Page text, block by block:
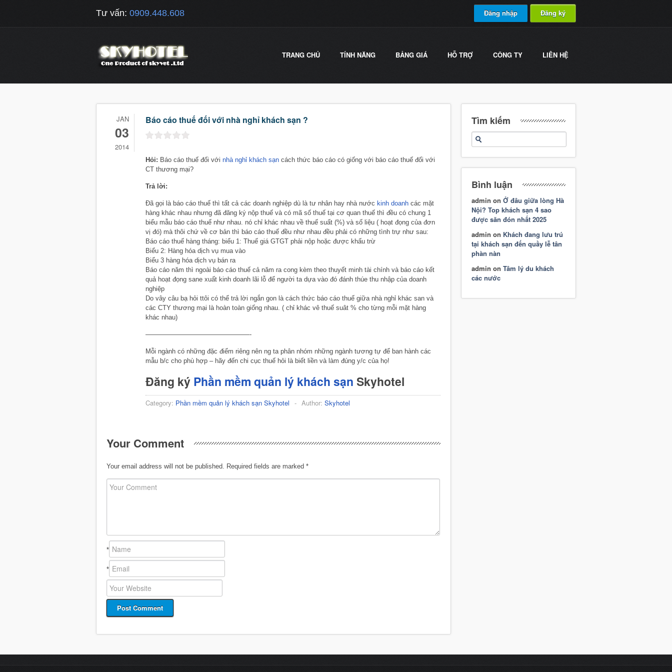
Tư vấn: 0909.448.608 Đăng nhập Đăng ký
TRANG CHỦ TÍNH NĂNG BẢNG GIÁ HỖ TRỢ CÔNG TY LIÊN HỆ
JAN
03
2014
Báo cáo thuế đối với nhà nghỉ khách sạn ?
Hỏi: Báo cáo thuế đối với nhà nghỉ khách sạn cách thức báo cáo có giống với báo cáo thuế đối với
CT thương mại?
Trả lời:
Đã gọi là báo cáo thuế thì tất cả các doanh nghiệp dù là tư nhân hay nhà nước kinh doanh các mặt
hàng khác nhau nhưng đã đăng ký nộp thuế và có mã số thuế tại cơ quan thuế thì đều có chung 1
biểu mẫu báo cáo thuế như nhau. nó chỉ khác nhau về thuế suất (%) và số liệu ( hoạt đọng của đơn
vị đó) mà thôi chứ về cơ bản thì báo cáo thuế đều như nhau đều phải có những tình trự như sau:
Báo cáo thuế hàng tháng: biểu 1: Thuế giá GTGT phải nộp hoặc được khấu trừ
Biểu 2: Hàng hóa dịch vụ mua vào
Biểu 3 hàng hóa dịch vụ bán ra
Báo cáo năm thì ngoài báo cáo thuế cả năm ra cong kèm theo thuyết minh tài chính và báo cáo kết
quả hoạt đọng sane xuất kinh doanh lãi lỗ để người ta dựa vào đó đánh thúe thu nhập của doanh
nghiệp
Do vây câu bạ hỏi ttôi có thể trả lời ngắn gon là cách thức báo cáo thuế giữa nhà nghỉ khác san và
các CTY thương mại là hoàn toàn giống nhau. ( chỉ khác vê thuế suât % cho từng mỗi mặt hàng
khác nhau)
————————————————-
Mỗi ngành có những đặc điểm riêng nên ng ta phân nhóm những ngành tương tự để ban hành các
mẫu b/c cho phù hợp – hãy đến chi cục thuế hỏi là biết liền và làm đúng y/c của họ!
Đăng ký Phần mềm quản lý khách sạn Skyhotel
Category: Phần mềm quản lý khách sạn Skyhotel - Author: Skyhotel
Your Comment
Your email address will not be published. Required fields are marked *
*
*
Tìm kiếm
Bình luận
admin on Ở đâu giữa lòng Hà
Nội? Top khách sạn 4 sao
được săn đón nhất 2025
admin on Khách đang lưu trú
tại khách sạn đến quầy lễ tân
phàn nàn
admin on Tâm lý du khách
các nước